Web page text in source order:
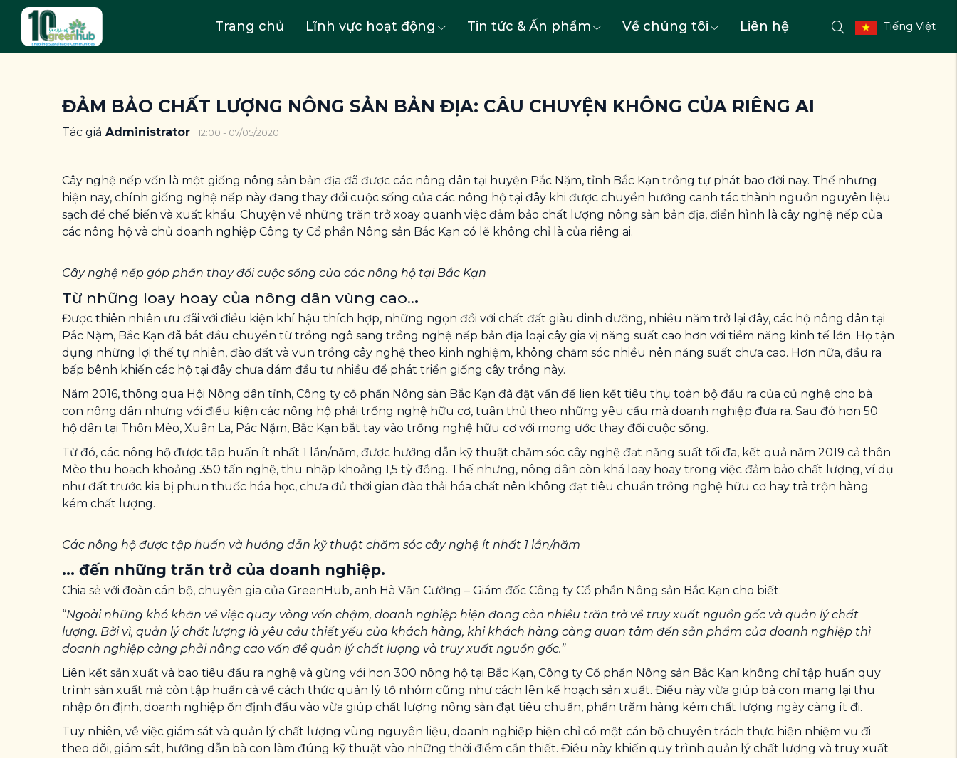
Trang chủ Lĩnh vực hoạt động Tin tức & Ấn phẩm Về chúng tôi Liên hệ Tiếng Việt
ĐẢM BẢO CHẤT LƯỢNG NÔNG SẢN BẢN ĐỊA: CÂU CHUYỆN KHÔNG CỦA RIÊNG AI
Tác giả Administrator 12:00 - 07/05/2020
Cây nghệ nếp vốn là một giống nông sản bản địa đã được các nông dân tại huyện Pắc Nặm, tỉnh Bắc Kạn trồng tự phát bao đời nay. Thế nhưng
hiện nay, chính giống nghệ nếp này đang thay đổi cuộc sống của các nông hộ tại đây khi được chuyển hướng canh tác thành nguồn nguyên liệu
sạch để chế biến và xuất khẩu. Chuyện về những trăn trở xoay quanh việc đảm bảo chất lượng nông sản bản địa, điển hình là cây nghệ nếp của
các nông hộ và chủ doanh nghiệp Công ty Cổ phần Nông sản Bắc Kạn có lẽ không chỉ là của riêng ai.
Cây nghệ nếp góp phần thay đổi cuộc sống của các nông hộ tại Bắc Kạn
Từ những loay hoay của nông dân vùng cao...
Được thiên nhiên ưu đãi với điều kiện khí hậu thích hợp, những ngọn đồi với chất đất giàu dinh dưỡng, nhiều năm trở lại đây, các hộ nông dân tại
Pắc Nặm, Bắc Kạn đã bắt đầu chuyển từ trồng ngô sang trồng nghệ nếp bản địa loại cây gia vị năng suất cao hơn với tiềm năng kinh tế lớn. Họ tận
dụng những lợi thế tự nhiên, đào đất và vun trồng cây nghệ theo kinh nghiệm, không chăm sóc nhiều nên năng suất chưa cao. Hơn nữa, đầu ra
bấp bênh khiến các hộ tại đây chưa dám đầu tư nhiều để phát triển giống cây trồng này.
Năm 2016, thông qua Hội Nông dân tỉnh, Công ty cổ phần Nông sản Bắc Kạn đã đặt vấn đề lien kết tiêu thụ toàn bộ đầu ra của củ nghệ cho bà
con nông dân nhưng với điều kiện các nông hộ phải trồng nghệ hữu cơ, tuân thủ theo những yêu cầu mà doanh nghiệp đưa ra. Sau đó hơn 50
hộ dân tại Thôn Mèo, Xuân La, Pác Nặm, Bắc Kạn bắt tay vào trồng nghệ hữu cơ với mong ước thay đổi cuộc sống.
Từ đó, các nông hộ được tập huấn ít nhất 1 lần/năm, được hướng dẫn kỹ thuật chăm sóc cây nghệ đạt năng suất tối đa, kết quả năm 2019 cả thôn
Mèo thu hoạch khoảng 350 tấn nghệ, thu nhập khoảng 1,5 tỷ đồng. Thế nhưng, nông dân còn khá loay hoay trong việc đảm bảo chất lượng, ví dụ
như đất trước kia bị phun thuốc hóa học, chưa đủ thời gian đào thải hóa chất nên không đạt tiêu chuẩn trồng nghệ hữu cơ hay trà trộn hàng
kém chất lượng.
Các nông hộ được tập huấn và hướng dẫn kỹ thuật chăm sóc cây nghệ ít nhất 1 lần/năm
… đến những trăn trở của doanh nghiệp.
Chia sẻ với đoàn cán bộ, chuyên gia của GreenHub, anh Hà Văn Cường – Giám đốc Công ty Cổ phần Nông sản Bắc Kạn cho biết:
“Ngoài những khó khăn về việc quay vòng vốn chậm, doanh nghiệp hiện đang còn nhiều trăn trở về truy xuất nguồn gốc và quản lý chất
lượng. Bởi vì, quản lý chất lượng là yêu cầu thiết yếu của khách hàng, khi khách hàng càng quan tâm đến sản phẩm của doanh nghiệp thì
doanh nghiệp càng phải nâng cao vấn đề quản lý chất lượng và truy xuất nguồn gốc.”
Liên kết sản xuất và bao tiêu đầu ra nghệ và gừng với hơn 300 nông hộ tại Bắc Kạn, Công ty Cổ phần Nông sản Bắc Kạn không chỉ tập huấn quy
trình sản xuất mà còn tập huấn cả về cách thức quản lý tổ nhóm cũng như cách lên kế hoạch sản xuất. Điều này vừa giúp bà con mang lại thu
nhập ổn định, doanh nghiệp ổn định đầu vào vừa giúp chất lượng nông sản đạt tiêu chuẩn, phần trăm hàng kém chất lượng ngày càng ít đi.
Tuy nhiên, về việc giám sát và quản lý chất lượng vùng nguyên liệu, doanh nghiệp hiện chỉ có một cán bộ chuyên trách thực hiện nhiệm vụ đi
theo dõi, giám sát, hướng dẫn bà con làm đúng kỹ thuật vào những thời điểm cần thiết. Điều này khiến quy trình quản lý chất lượng và truy xuất